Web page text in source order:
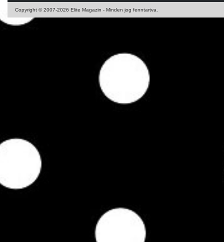
Copyright © 2007-2026 Elite Magazin - Minden jog fenntartva.